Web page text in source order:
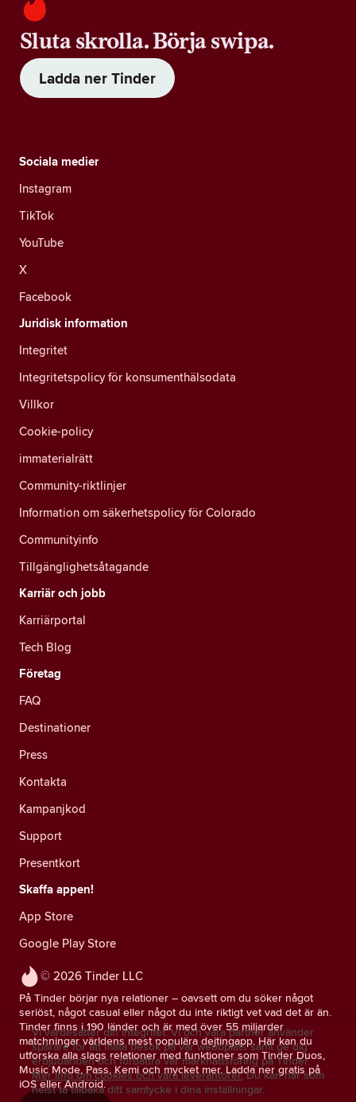
Sluta skrolla. Börja swipa.
Ladda ner Tinder
© 2026 Tinder LLC
På Tinder börjar nya relationer – oavsett om du söker något
seriöst, något casual eller något du inte riktigt vet vad det är än.
Tinder finns i 190 länder och är med över 55 miljarder
matchningar världens mest populära dejtingapp. Här kan du
utforska alla slags relationer med funktioner som Tinder Duos,
Music Mode, Pass, Kemi och mycket mer. Ladda ner gratis på
iOS eller Android.
Sociala medier
Instagram
TikTok
YouTube
X
Facebook
Juridisk information
Integritet
Integritetspolicy för konsumenthälsodata
Villkor
Cookie-policy
immaterialrätt
Community-riktlinjer
Information om säkerhetspolicy för Colorado
Communityinfo
Tillgänglighetsåtagande
Karriär och jobb
Karriärportal
Tech Blog
Företag
FAQ
Destinationer
Press
Kontakta
Kampanjkod
Support
Presentkort
Skaffa appen!
App Store
Google Play Store
Vi värdesätter din integritet. Vi och våra partner använder
spårare för att mäta besök på vår webbplats samt ge dig
erbjudanden och förbättra vår marknadsföring på Tinder.
Mer info om cookies och våra leverantörer. Du kan när som
helst ta tillbaka ditt samtycke i dina inställningar.